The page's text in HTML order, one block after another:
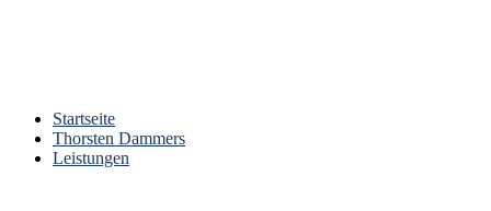
Startseite
Thorsten Dammers
Leistungen